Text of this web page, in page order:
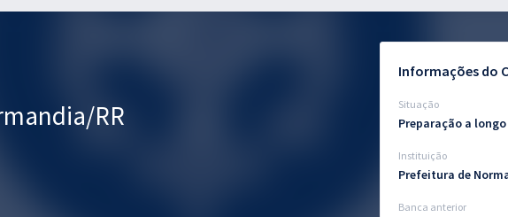
RR
Informações do
Situação
Preparação a
Instituição
Prefeitura de
Banca anterior